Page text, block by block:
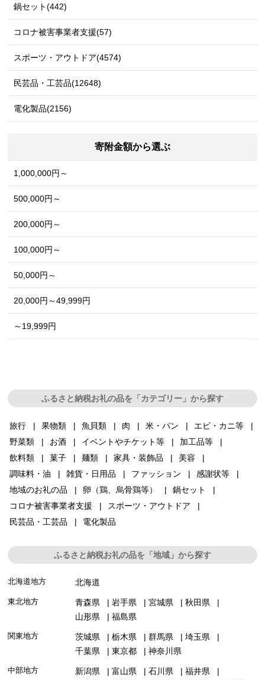
鍋セット(442)
コロナ被害事業者支援(57)
スポーツ・アウトドア(4574)
民芸品・工芸品(12648)
電化製品(2156)
寄附金額から選ぶ
1,000,000円～
500,000円～
200,000円～
100,000円～
50,000円～
20,000円～49,999円
～19,999円
ふるさと納税お礼の品を「カテゴリー」から探す
旅行 果物類 魚貝類 肉 米・パン
エビ・カニ等
野菜類
お酒 イベントやチケット等
加工品等
飲料類
菓子 麺類 家具・装飾品
美容
調味料・油
雑貨・日用品 ファッション
感謝状等
地域のお礼の品
卵（鶏、烏骨鶏等）
鍋セット
コロナ被害事業者支援
スポーツ・アウトドア
民芸品・工芸品
電化製品
ふるさと納税お礼の品を「地域」から探す
北海道地方 北海道
東北地方 青森県 岩手県 宮城県
秋田県
山形県
福島県
関東地方 茨城県 栃木県 群馬県
埼玉県
千葉県
東京都 神奈川県
中部地方 新潟県 富山県 石川県
福井県